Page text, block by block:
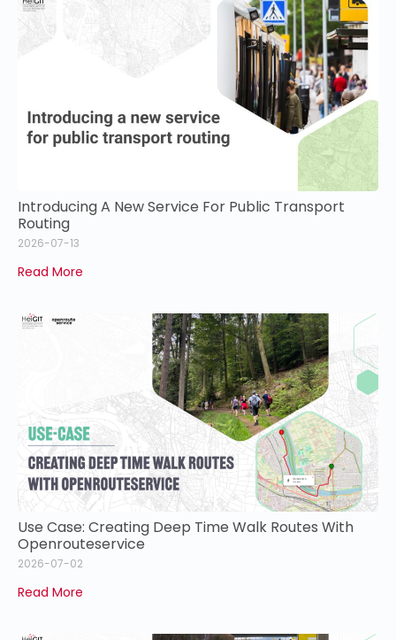
Introducing A New Service For Public Transport
Routing
2026-07-13
Read More
Use Case: Creating Deep Time Walk Routes With
Openrouteservice
2026-07-02
Read More